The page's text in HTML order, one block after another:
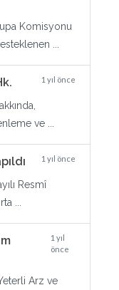
Komisyonu
...
1 yıl önce
ve ...
1 yıl önce
Resmî
...
1 yıl
önce
Arz ve